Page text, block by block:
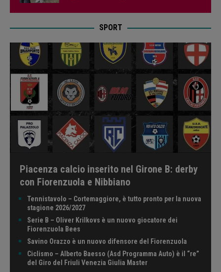
SPORT
Piacenza calcio inserito nel Girone B: derby
con Fiorenzuola e Nibbiano
Tennistavolo – Cortemaggiore, è tutto pronto per la nuova
stagione 2026/2027
Serie B – Oliver Krilkovs è un nuovo giocatore dei
Fiorenzuola Bees
Savino Orazzo è un nuovo difensore del Fiorenzuola
Ciclismo – Alberto Baesso (Asd Programma Auto) è il “re”
del Giro del Friuli Venezia Giulia Master